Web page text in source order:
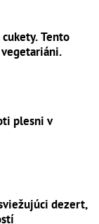
Tento
plesni v
dezert,